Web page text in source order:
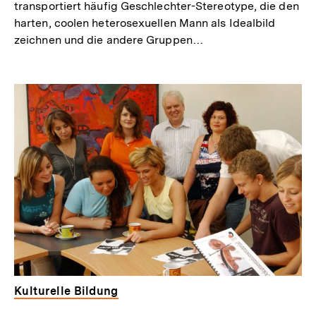
transportiert häufig Geschlechter-Stereotype, die den
harten, coolen heterosexuellen Mann als Idealbild
zeichnen und die andere Gruppen…
Kulturelle Bildung